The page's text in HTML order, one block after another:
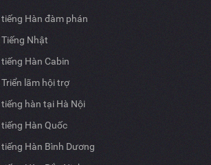
Hàn đàm phán
Nhật
Hàn Cabin
lãm hội trợ
hàn tại Hà Nội
Hàn Quốc
Hàn Bình Dương